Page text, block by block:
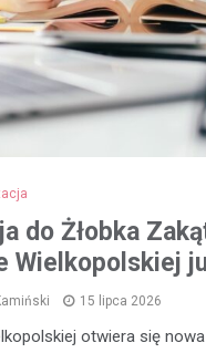
do Żłobka
Wielkopolskiej
15 lipca 2026
otwiera się